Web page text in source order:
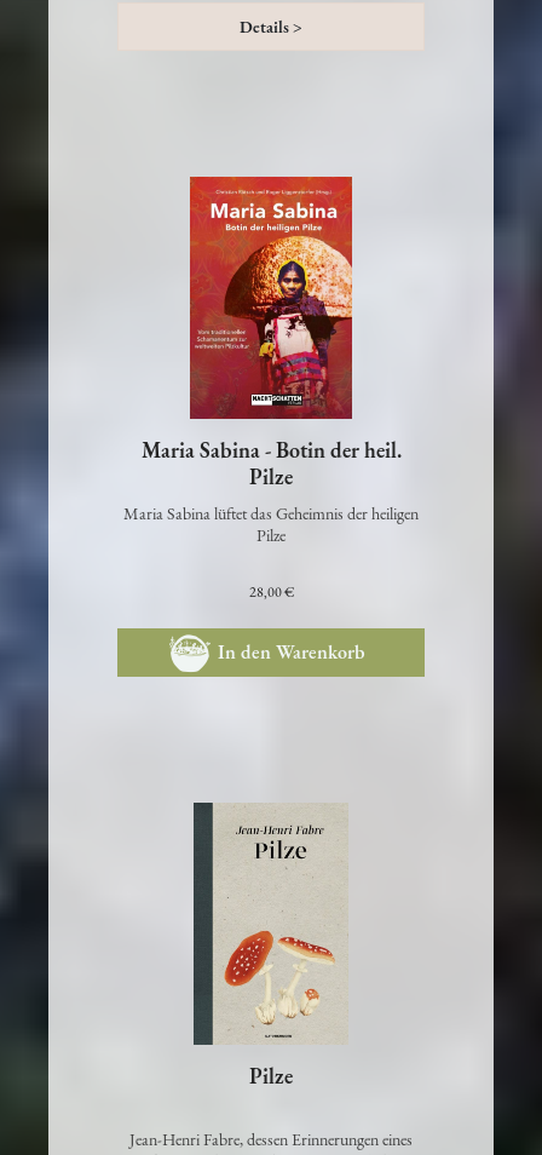
Details >
Maria Sabina - Botin der heil.
Pilze
Maria Sabina lüftet das Geheimnis der heiligen
Pilze
28,00 €
In den Warenkorb
Pilze
Jean-Henri Fabre, dessen Erinnerungen eines